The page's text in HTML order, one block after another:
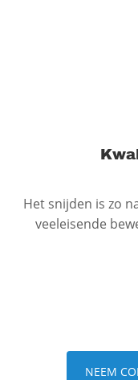
Het snijden is zo
veeleisende
NEEM